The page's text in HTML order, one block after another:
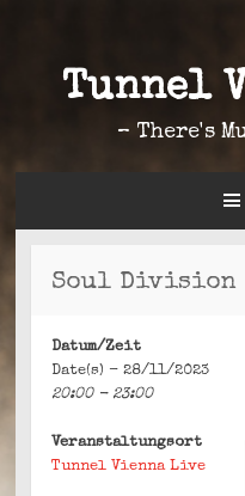
Tunnel
– There's
SPRINGEN
Soul Division
Datum/Zeit
Date(s) - 28/11/2023
20:00 - 23:00
Veranstaltungsort
Tunnel Vienna Live